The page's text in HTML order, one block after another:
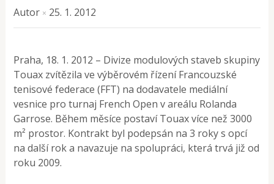
Autor × 25. 1. 2012
Praha, 18. 1. 2012 – Divize modulových staveb skupiny
Touax zvítězila ve výběrovém řízení Francouzské
tenisové federace (FFT) na dodavatele mediální
vesnice pro turnaj French Open v areálu Rolanda
Garrose. Během měsíce postaví Touax více než 3000
m² prostor. Kontrakt byl podepsán na 3 roky s opcí
na další rok a navazuje na spolupráci, která trvá již od
roku 2009.